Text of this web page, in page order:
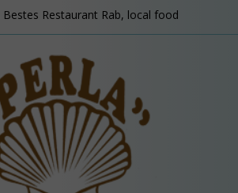
Restaurant Rab, local food